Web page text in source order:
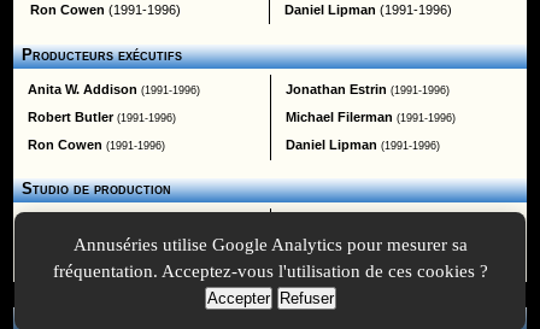
Ron Cowen (1991-1996) Daniel Lipman (1991-1996)
Producteurs exécutifs
Anita W. Addison (1991-1996)
Robert Butler (1991-1996)
Ron Cowen (1991-1996)
Jonathan Estrin (1991-1996)
Michael Filerman (1991-1996)
Daniel Lipman (1991-1996)
Studio de production
Lorimar Television
Annuséries utilise Google Analytics pour mesurer sa
fréquentation. Acceptez-vous l'utilisation de ces cookies ?
Accepter Refuser